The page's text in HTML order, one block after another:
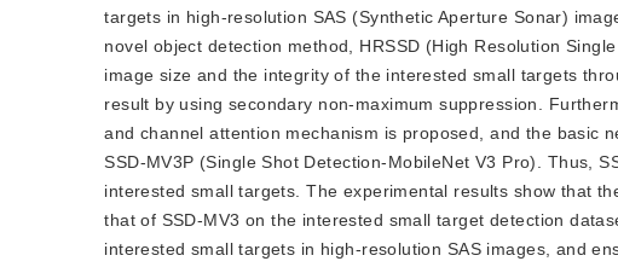
targets in high-resolution SAS (Synthetic Aperture Sonar)
novel object detection method, HRSSD (High Resolution
image size and the integrity of the interested small targets
result by using secondary non-maximum suppression.
and channel attention mechanism is proposed, and the basic
SSD-MV3P (Single Shot Detection-MobileNet V3 Pro). Thus,
interested small targets. The experimental results show that
that of SSD-MV3 on the interested small target detection
interested small targets in high-resolution SAS images, and